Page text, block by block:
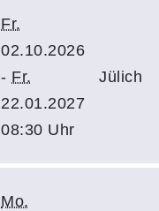
Fr.
02.10.2026
- Fr.
22.01.2027
08:30 Uhr
Jülich
Mo.